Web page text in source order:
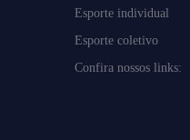
Esporte individual
Esporte coletivo
Confira nossos links: